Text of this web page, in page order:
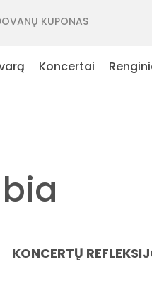
KUPONAS
Koncertai
KONCERTŲ